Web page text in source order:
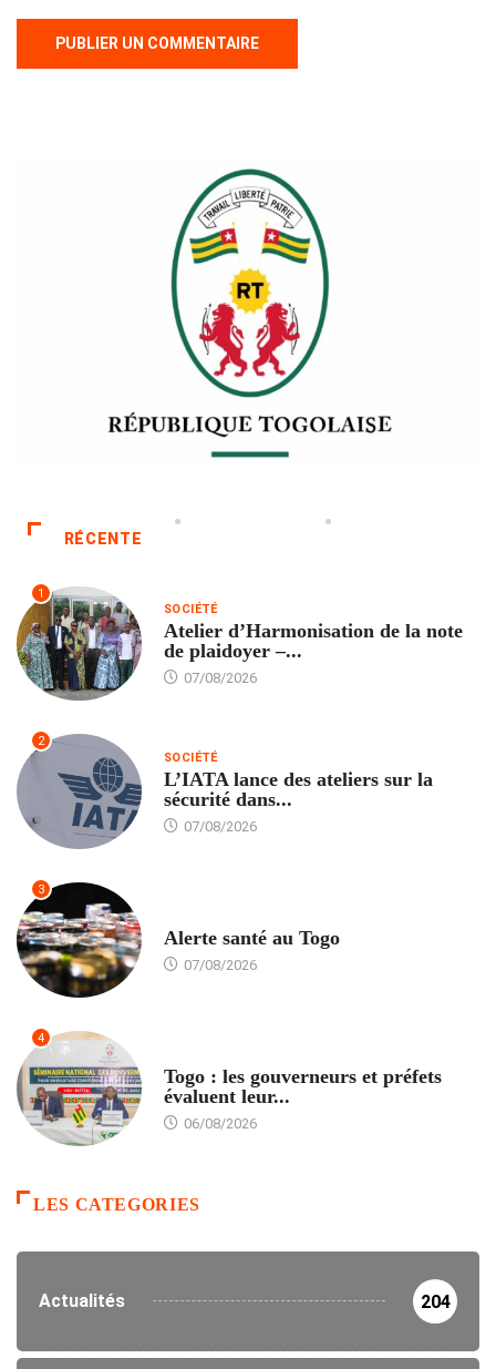
RÉCENTE
1
SOCIÉTÉ
Atelier d’Harmonisation de la note
de plaidoyer –...
07/08/2026
2
SOCIÉTÉ
L’IATA lance des ateliers sur la
sécurité dans...
07/08/2026
3
Alerte santé au Togo
07/08/2026
4
Togo : les gouverneurs et préfets
évaluent leur...
06/08/2026
LES CATEGORIES
Actualités 204